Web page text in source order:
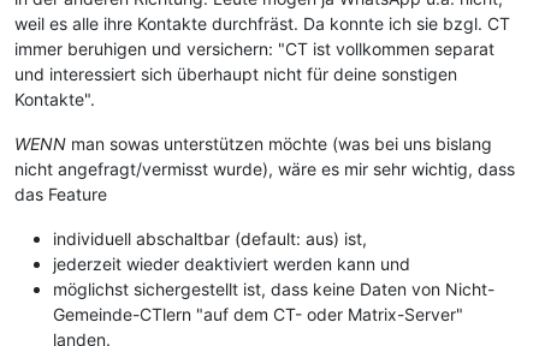
weil es alle ihre Kontakte durchfräst. Da konnte ich sie bzgl. CT
immer beruhigen und versichern: "CT ist vollkommen separat
und interessiert sich überhaupt nicht für deine sonstigen
Kontakte".
WENN man sowas unterstützen möchte (was bei uns bislang
nicht angefragt/vermisst wurde), wäre es mir sehr wichtig, dass
das Feature
individuell abschaltbar (default: aus) ist,
jederzeit wieder deaktiviert werden kann und
möglichst sichergestellt ist, dass keine Daten von Nicht-
Gemeinde-CTlern "auf dem CT- oder Matrix-Server"
landen.